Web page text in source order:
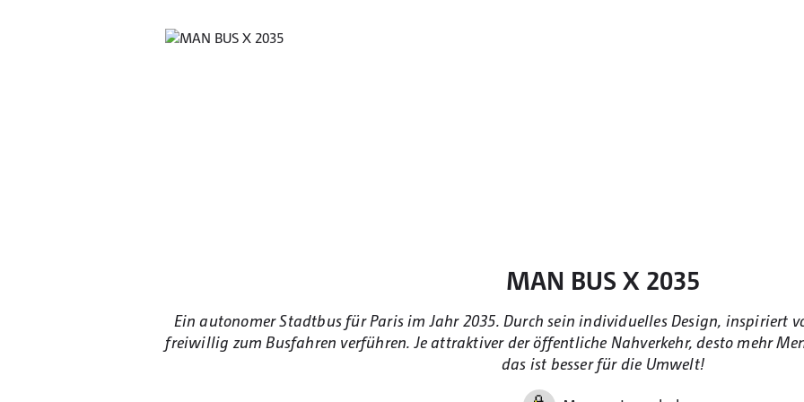
MAN BUS X 2035
Ein autonomer Stadtbus für Paris im Jahr 2035. Durch sein individuelles Design, inspiriert
freiwillig zum Busfahren verführen. Je attraktiver der öffentliche Nahverkehr, desto mehr
das ist besser für die Umwelt!